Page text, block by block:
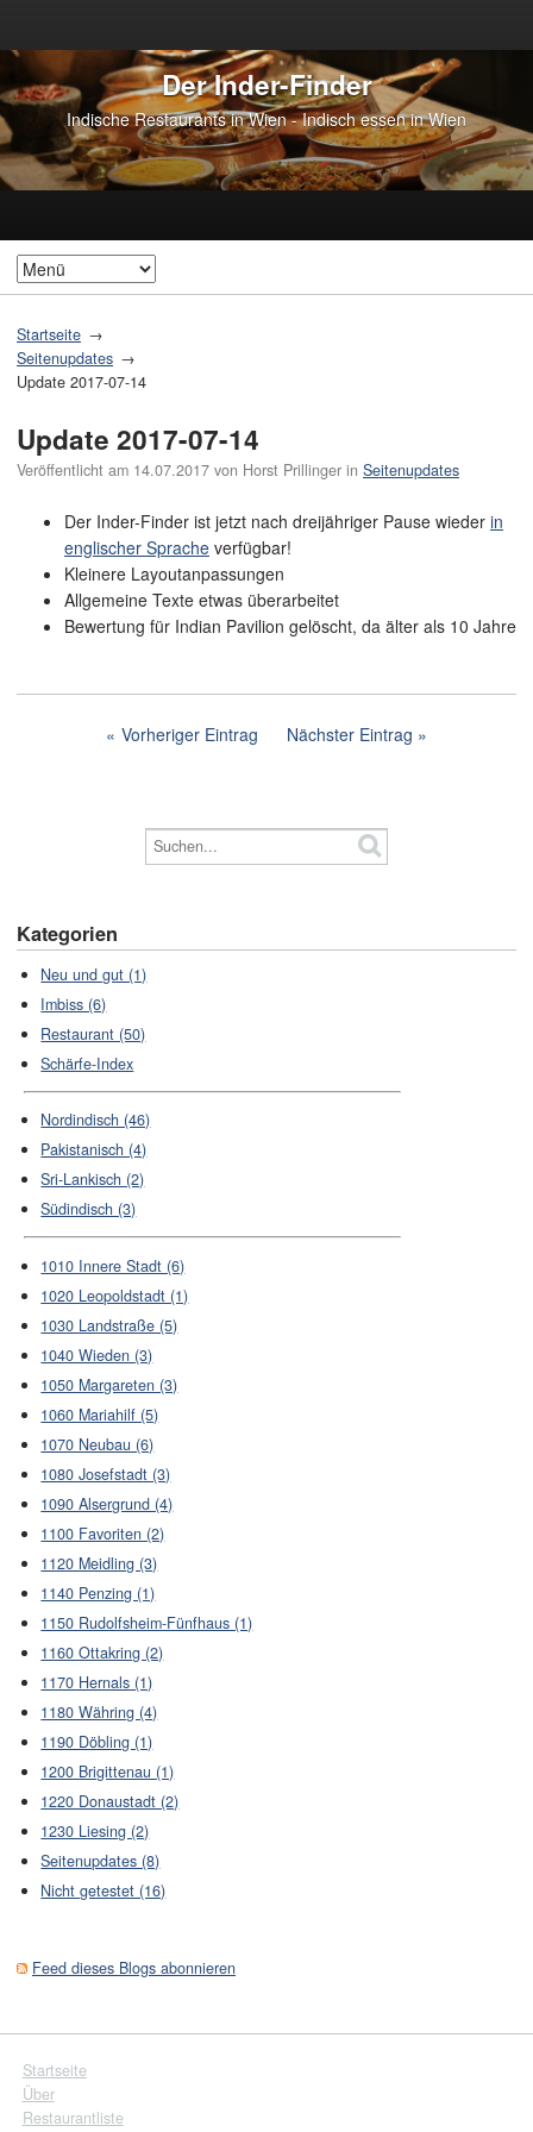
Der Inder-Finder
Indische Restaurants in Wien - Indisch essen in Wien
Startseite
Seitenupdates
Update 2017-07-14
Update 2017-07-14
Veröffentlicht am 14.07.2017 von Horst Prillinger in Seitenupdates
Der Inder-Finder ist jetzt nach dreijähriger Pause wieder in
englischer Sprache verfügbar!
Kleinere Layoutanpassungen
Allgemeine Texte etwas überarbeitet
Bewertung für Indian Pavilion gelöscht, da älter als 10 Jahre
Vorheriger Eintrag Nächster Eintrag
Kategorien
Neu und gut (1)
Imbiss (6)
Restaurant (50)
Schärfe-Index
Nordindisch (46)
Pakistanisch (4)
Sri-Lankisch (2)
Südindisch (3)
1010 Innere Stadt (6)
1020 Leopoldstadt (1)
1030 Landstraße (5)
1040 Wieden (3)
1050 Margareten (3)
1060 Mariahilf (5)
1070 Neubau (6)
1080 Josefstadt (3)
1090 Alsergrund (4)
1100 Favoriten (2)
1120 Meidling (3)
1140 Penzing (1)
1150 Rudolfsheim-Fünfhaus (1)
1160 Ottakring (2)
1170 Hernals (1)
1180 Währing (4)
1190 Döbling (1)
1200 Brigittenau (1)
1220 Donaustadt (2)
1230 Liesing (2)
Seitenupdates (8)
Nicht getestet (16)
Feed dieses Blogs abonnieren
Startseite
Über
Restaurantliste